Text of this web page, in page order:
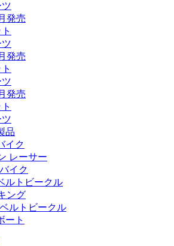
発売
発売
発売
品
イク
レーサー
イク
ルトビークル
ング
ベルトビークル
ート